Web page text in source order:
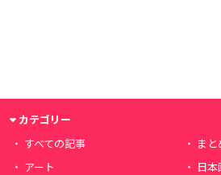
カテゴリー
すべての記事
まと
アート
日